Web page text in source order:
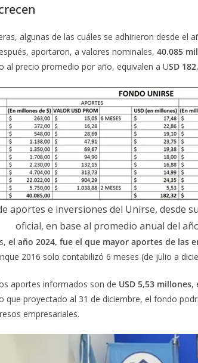
algunas de las cuáles se adhirieron desde el
aportaron, a valores nominales, 40.085
al precio promedio por año, equivalen a USD
aportes e inversiones del Unirse, desde
oficial, en base al promedio anual del
el año 2024, fue el que mayor aportes de las
2016 solo contabilizó 6 meses (de julio a
aportes informados son de USD 5,53 millones,
que proyectado al 31 de diciembre, el fondo
empresariales.